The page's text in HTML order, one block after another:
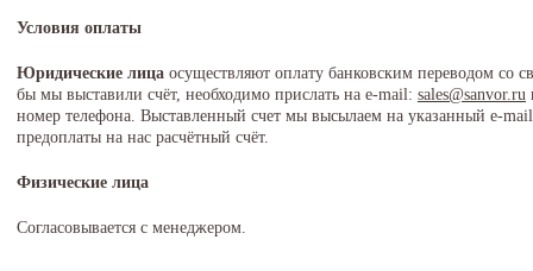
Условия оплаты
Юридические лица осуществляют оплату банковским переводом со
бы мы выставили счёт, необходимо прислать на е-mail: sales@sanvor.ru
номер телефона. Выставленный счет мы высылаем на указанный e-mail.
предоплаты на нас расчётный счёт.
Физические лица
Согласовывается с менеджером.